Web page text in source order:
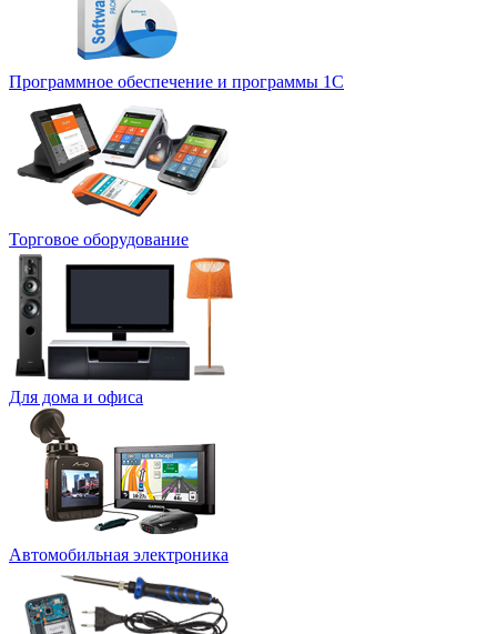
Программное обеспечение и программы 1С
Торговое оборудование
Для дома и офиса
Автомобильная электроника